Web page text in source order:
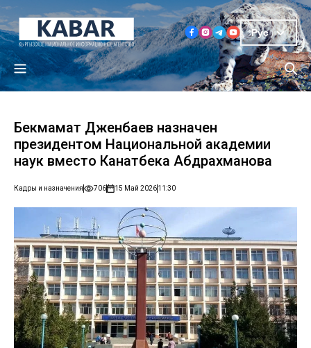
Рус
Бекмамат Дженбаев назначен
президентом Национальной академии
наук вместо Канатбека Абдрахманова
Кадры и назначения 706 15 Май 202611:30